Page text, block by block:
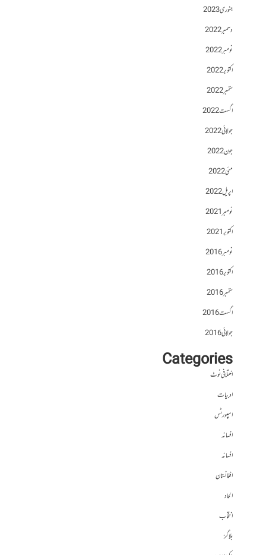
جنوری 2023
دسمبر 2022
نومبر 2022
اکتوبر 2022
ستمبر 2022
اگست 2022
جولائی 2022
جون 2022
مئی 2022
اپریل 2022
نومبر 2021
اکتوبر 2021
نومبر 2016
اکتوبر 2016
ستمبر 2016
اگست 2016
جولائی 2016
Categories
اختلافی نوٹ
ادبیات
اسپورٹس
افسانہ
افسانہ
افغانستان
الحاد
انتخاب
بلاگز